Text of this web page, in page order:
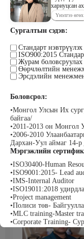
хариуцсан
Үнэлгээ өгөх
Сургалтын сэдэв:
Стандарт
ISO900:2015
Журам боловсруулах
Өөрчлөлтийн
Эрсдэлийн
Боловсрол:
•Монгол Улсын Их
байгаа/
•2011-2013 он Монгол
•2006-2010
Дархан-Уул аймаг 14-р
Мэргэжлийн
•ISO30400-Human
•ISO9001:2015- Lead
•IMS-Internal Auditor
•ISO19011:2018
•Project management
•Полиси төв-
•MLC training-Master
•Corporate Training-
Ажлын туршлага:
Наран анд консалтинг”
Захирал
Уранбор
Прус Центр ХХК-ийн
шинжилгээ үнэлгээний
ISO4500; ISO9001
тогтолцооны